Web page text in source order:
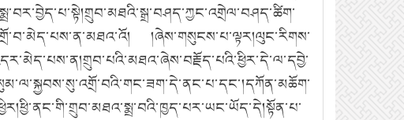
།ཞེས་གསུངས་པ་ལྟར།ལུང་རིགས་